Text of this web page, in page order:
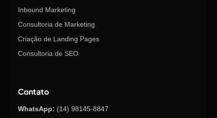
Inbound Marketing
Consultoria de Marketing
Criação de Landing Pages
Consultoria de SEO
Contato
WhatsApp: (14) 98145-8847